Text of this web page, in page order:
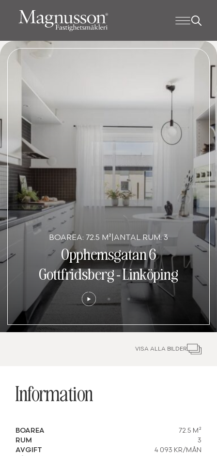
BOAREA: 72.5 M² ANTAL RUM: 3
Opphemsgatan 6
Gottfridsberg-Linköping
VISA ALLA BILDER
Information
BOAREA
72.5 M²
RUM
3
AVGIFT
4 093 KR/MÅN